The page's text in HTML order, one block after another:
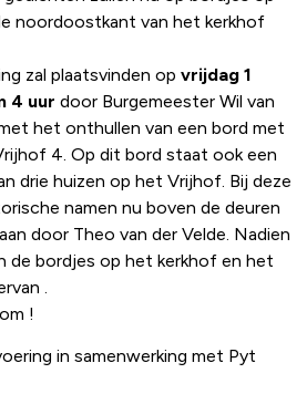
noordoostkant van het kerkhof
zal plaatsvinden op vrijdag 1
4 uur door Burgemeester Wil van
het onthullen van een bord met
4. Op dit bord staat ook een
drie huizen op het Vrijhof. Bij deze
namen nu boven de deuren
door Theo van der Velde. Nadien
de bordjes op het kerkhof en het
.
!
in samenwerking met Pyt